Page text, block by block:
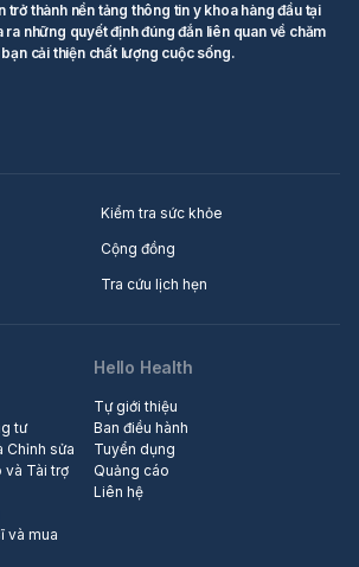
trở thành nền tảng thông tin y khoa hàng đầu tại
những quyết định đúng đắn liên quan về chăm
cải thiện chất lượng cuộc sống.
Kiểm tra sức khỏe
Cộng đồng
Tra cứu lịch hẹn
tư
Chỉnh sửa
và Tài trợ
và mua
Hello Health
Tự giới thiệu
Ban điều hành
Tuyển dụng
Quảng cáo
Liên hệ